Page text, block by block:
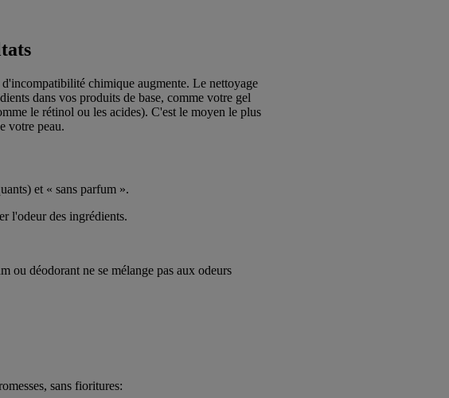
chimique augmente. Le nettoyage
dans vos produits de base, comme votre gel
le rétinol ou les acides). C'est le moyen le plus
votre peau.
et « sans parfum ».
l'odeur des ingrédients.
ou déodorant ne se mélange pas aux odeurs
sans fioritures: